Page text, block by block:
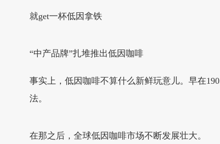
就get一杯低因拿铁
“中产品牌”扎堆推出低因咖啡
事实上，低因咖啡不算什么新鲜玩意儿。早在
法。
在那之后，全球低因咖啡市场不断发展壮大。